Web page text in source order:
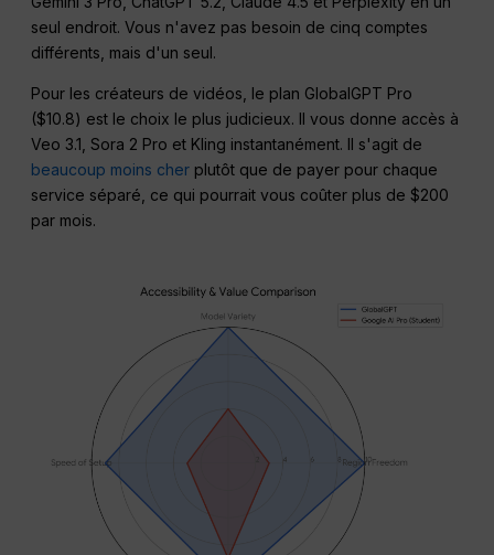
seul endroit. Vous n'avez pas besoin de cinq comptes
différents, mais d'un seul.
Pour les créateurs de vidéos, le plan GlobalGPT Pro
($10.8) est le choix le plus judicieux. Il vous donne accès à
Veo 3.1, Sora 2 Pro et Kling instantanément. Il s'agit de
beaucoup moins cher plutôt que de payer pour chaque
service séparé, ce qui pourrait vous coûter plus de $200
par mois.